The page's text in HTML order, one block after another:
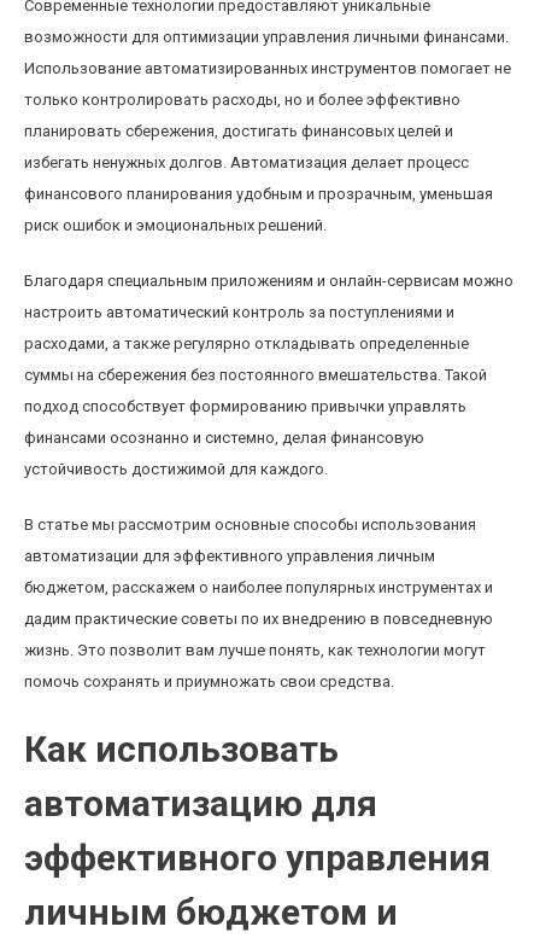
Современные технологии предоставляют уникальные
возможности для оптимизации управления личными финансами.
Использование автоматизированных инструментов помогает не
только контролировать расходы, но и более эффективно
планировать сбережения, достигать финансовых целей и
избегать ненужных долгов. Автоматизация делает процесс
финансового планирования удобным и прозрачным, уменьшая
риск ошибок и эмоциональных решений.
Благодаря специальным приложениям и онлайн-сервисам можно
настроить автоматический контроль за поступлениями и
расходами, а также регулярно откладывать определенные
суммы на сбережения без постоянного вмешательства. Такой
подход способствует формированию привычки управлять
финансами осознанно и системно, делая финансовую
устойчивость достижимой для каждого.
В статье мы рассмотрим основные способы использования
автоматизации для эффективного управления личным
бюджетом, расскажем о наиболее популярных инструментах и
дадим практические советы по их внедрению в повседневную
жизнь. Это позволит вам лучше понять, как технологии могут
помочь сохранять и приумножать свои средства.
Как использовать
автоматизацию для
эффективного управления
личным бюджетом и